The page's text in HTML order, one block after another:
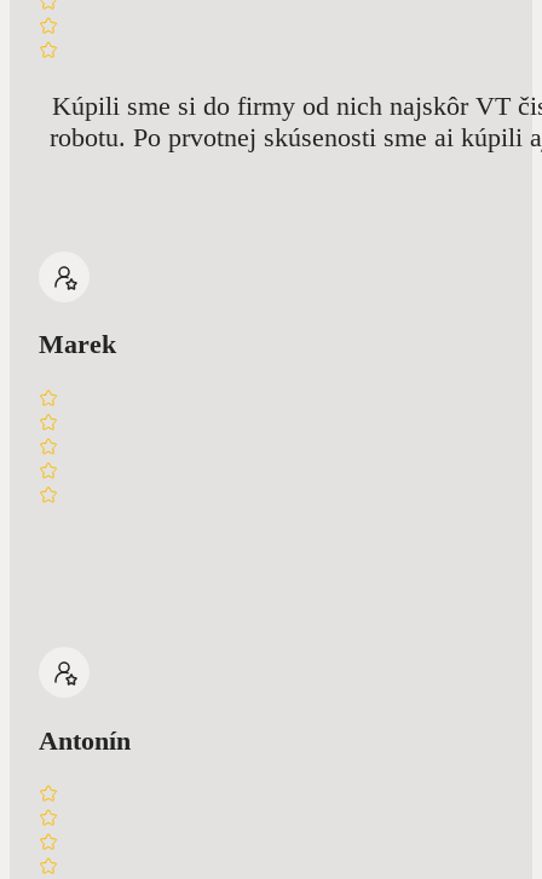
Kúpili sme si do firmy od nich najskôr VT
robotu. Po prvotnej skúsenosti sme ai kúpili
Marek
Antonín